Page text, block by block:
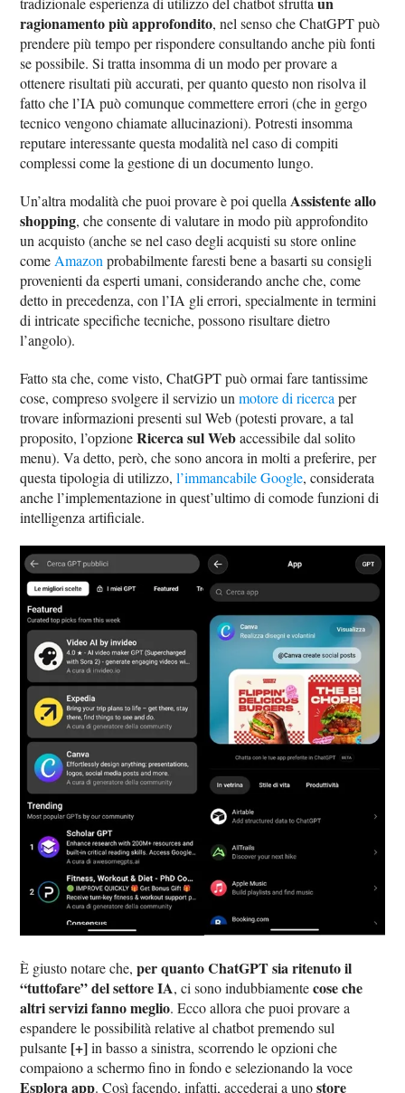
ragionamento più approfondito, nel senso che ChatGPT può
prendere più tempo per rispondere consultando anche più fonti
se possibile. Si tratta insomma di un modo per provare a
ottenere risultati più accurati, per quanto questo non risolva il
fatto che l’IA può comunque commettere errori (che in gergo
tecnico vengono chiamate allucinazioni). Potresti insomma
reputare interessante questa modalità nel caso di compiti
complessi come la gestione di un documento lungo.
Un’altra modalità che puoi provare è poi quella Assistente allo
shopping, che consente di valutare in modo più approfondito
un acquisto (anche se nel caso degli acquisti su store online
come Amazon probabilmente faresti bene a basarti su consigli
provenienti da esperti umani, considerando anche che, come
detto in precedenza, con l’IA gli errori, specialmente in termini
di intricate specifiche tecniche, possono risultare dietro
l’angolo).
Fatto sta che, come visto, ChatGPT può ormai fare tantissime
cose, compreso svolgere il servizio unmotore di ricerca per
trovare informazioni presenti sul Web (potesti provare, a tal
proposito, l’opzioneRicerca sul Webaccessibile dal solito
menu). Va detto, però, che sono ancora in molti a preferire, per
questa tipologia di utilizzo,l’immancabile Google, considerata
anche l’implementazione in quest’ultimo di comode funzioni di
intelligenza artificiale.
È giusto notare che,per quanto ChatGPT sia ritenuto il
“tuttofare” del settore IA, ci sono indubbiamentecose che
altri servizi fanno meglio. Ecco allora che puoi provare a
espandere le possibilità relative al chatbot premendo sul
pulsante [+]in basso a sinistra, scorrendo le opzioni che
compaiono a schermo fino in fondo e selezionando la voce
Esplora app. Così facendo, infatti, accederai a unostore